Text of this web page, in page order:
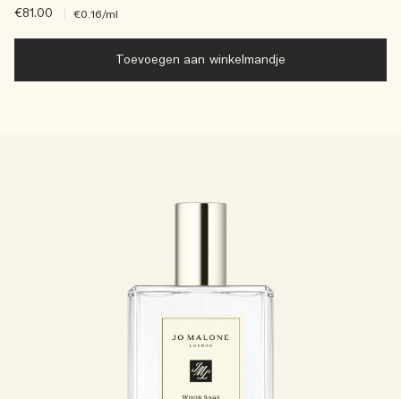
€81.00 €0.16/ml
Toevoegen aan winkelmandje